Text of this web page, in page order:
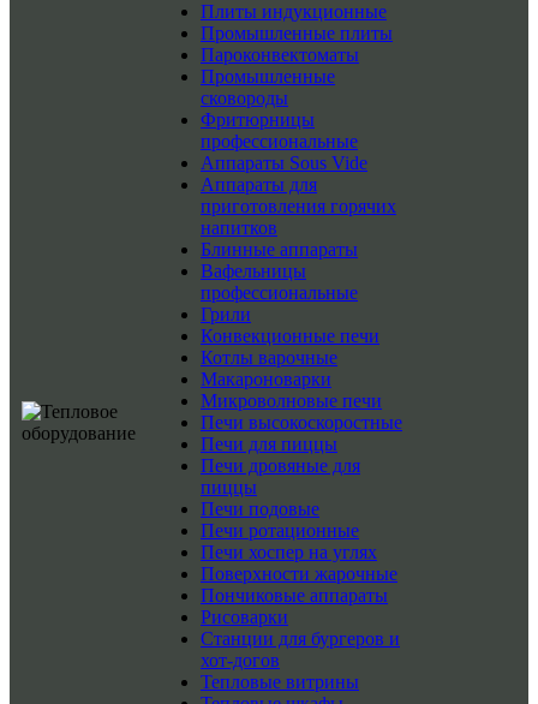
Плиты индукционные
Промышленные плиты
Пароконвектоматы
Промышленные
сковороды
Фритюрницы
профессиональные
Аппараты Sous Vide
Аппараты для
приготовления горячих
напитков
Блинные аппараты
Вафельницы
профессиональные
Грили
Конвекционные печи
Котлы варочные
Макароноварки
Микроволновые печи
Печи высокоскоростные
Печи для пиццы
Печи дровяные для
пиццы
Печи подовые
Печи ротационные
Печи хоспер на углях
Поверхности жарочные
Пончиковые аппараты
Рисоварки
Станции для бургеров и
хот-догов
Тепловые витрины